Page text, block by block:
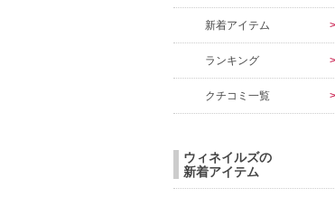
新着アイテム
ランキング
クチコミ一覧
ウィネイルズの
新着アイテム